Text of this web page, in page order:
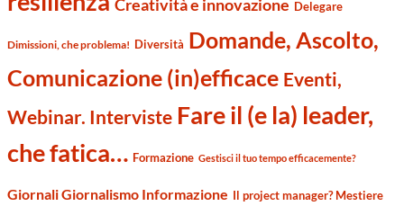
Creatività e innovazione Delegare
Dimissioni, che problema! Diversità Domande, Ascolto,
Comunicazione (in)efficace Eventi,
Webinar. Interviste Fare il (e la) leader,
che fatica… Formazione Gestisci il tuo tempo efficacemente?
Giornali Giornalismo Informazione Il project manager? Mestiere